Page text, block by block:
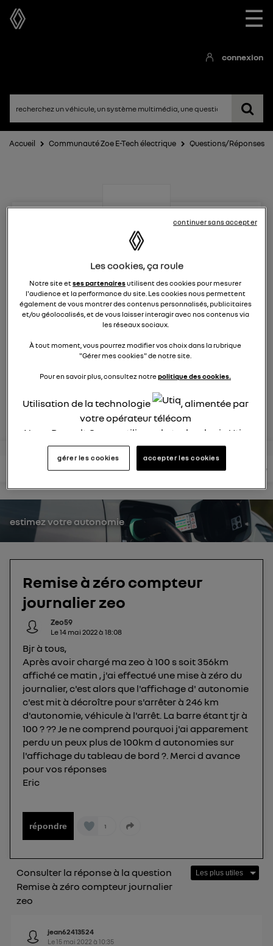
☰
connexion
Accueil Communauté Zoe E-Tech électrique Questions/Réponses
Zoe E-Tech électrique
électriques RENAULT
9270membres
la voiture citadine électrique qui ne change rien à votre
rejoignez
lire les questions lire les articles consultez votre notice
estimez votre autonomie
Remise à zéro compteur
journalier zeo
Zeo59
Le14 mai 2022à 18:08
Bjr à tous,
Après avoir chargé ma zeo à 100 s soit 356km
affiché ce matin , j'ai effectué une mise à zéro du
journalier, c'est alors que l'affichage d' autonomie
c'est mit à décroître pour s'arrêter à 246 km
d'autonomie, véhicule à l'arrêt. La barre étant tjr à
100 ? ?? Je ne comprend pourquoi j'ai apparement
perdu un peux plus de 100km d autonomies sur
l'affichage du tableau de bord ?. Merci d avance
pour vos réponses
Eric
répondre 1
Consulter la réponse à la question
Remise à zéro compteur journalier
zeo
jean62413524
Le15 mai 2022 à10:35
Les cookies, ça roule
Notre site etses partenairesutilisent des cookies pour mesurer
l'audience et la performance du site. Les cookies nous permettent
également de vous montrer des contenus personnalisés, publicitaires
et/ou géolocalisés, et de vous laisser interagir avec nos contenus via
les réseaux sociaux.
À tout moment, vous pourrez modifier vos choix dans la rubrique
"Gérer mes cookies" de notre site.
Pour en savoir plus, consultez notrepolitique des cookies.
Utilisation de la technologie
, alimentée par
votre opérateur télécom
Nous, Renault Group, utilisons la technologie Utiq
pour nos activités digitales (telles que décrites
dans cette notice de consentement) et liées à
utilisez une connexion internet fournie parun
opérateur télécom participant
et que vous
consentez sur chaque site).
La technologie Utiq a été conçue pour la
offrant choix et contrôle.
Elle utilise un identifiant créé par votre opérateur
télécom basé sur votre adresse IP et une référence
de votre contrat internet (ex : votre numéro de
L'identifiant est associé à votre connexion
internet. Ainsi, toutes les personnes utilisant la
même connexion et ayant consenties se verront
attribuer le même identifiant. En général :
Pour uneconnexion foyer(ex : Wi-Fi), la personnalisation sera basée
sur la navigation des membres du foyer ayant consentis.
Pour uneconnexion mobile , la personnalisation sera basée
uniquement sur la navigation de l'utilisateur du mobile.
Vous pouvez à tout moment retirer ce
consentement surle portail d’Utiq("
") ou via la page « gérer Utiq » en bas de ce site.
Pour plus d'informations, veuillez consulter
gérer les cookies accepter les cookies
continuer sans accepter